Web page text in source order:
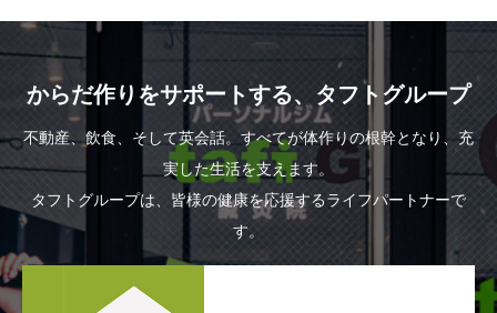
からだ作りをサポートする、タフトグループ
不動産、飲食、そして英会話。すべてが体作りの根幹となり、充
実した生活を支えます。
タフトグループは、皆様の健康を応援するライフパートナーで
す。